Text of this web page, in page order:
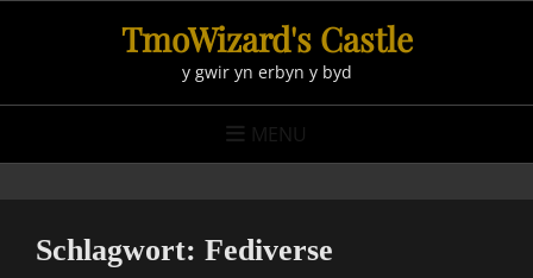
TmoWizard's Castle
y gwir yn erbyn y byd
MENU
Schlagwort: Fediverse